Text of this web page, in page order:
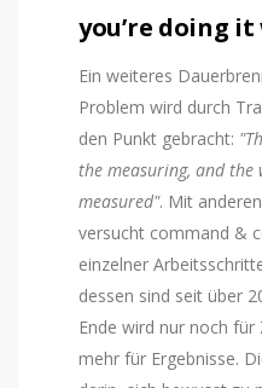
you’re doing
Ein weiteres
Problem wird durch
den Punkt gebracht:
the measuring, and the
measured". Mit
versucht command &
einzelner
dessen sind seit über
Ende wird nur noch
mehr für Ergebnisse.